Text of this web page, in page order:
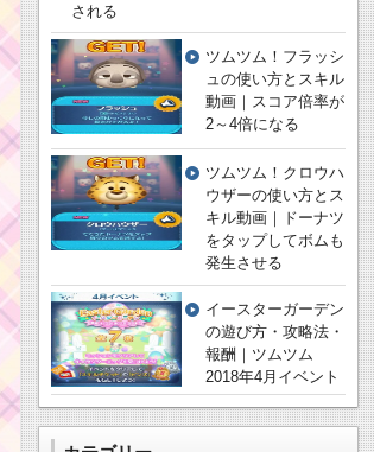
される
ツムツム！フラッシ
ュの使い方とスキル
動画｜スコア倍率が
2～4倍になる
ツムツム！クロウハ
ウザーの使い方とス
キル動画｜ドーナツ
をタップしてボムも
発生させる
イースターガーデン
の遊び方・攻略法・
報酬｜ツムツム
2018年4月イベント